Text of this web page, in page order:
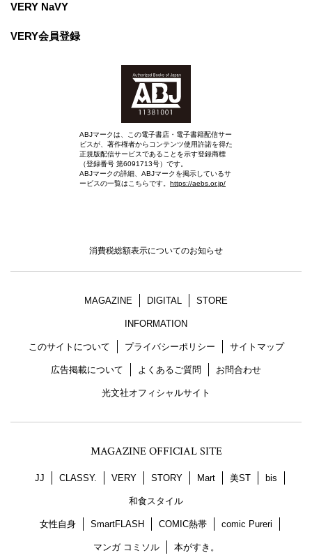
VERY NaVY
VERY会員登録
ABJマークは、この電子書店・電子書籍配信サー
ビスが、著作権者からコンテンツ使用許諾を得た
正規版配信サービスであることを示す登録商標
（登録番号 第6091713号）です。
ABJマークの詳細、ABJマークを掲示しているサ
ービスの一覧はこちらです。 https://aebs.or.jp/
消費税総額表示についてのお知らせ
MAGAZINE DIGITAL STORE
INFORMATION
このサイトについて プライバシーポリシー サイトマップ
広告掲載について よくあるご質問 お問合わせ
光文社オフィシャルサイト
MAGAZINE OFFICIAL SITE
JJ CLASSY. VERY STORY Mart 美ST bis
和食スタイル
女性自身 SmartFLASH COMIC熱帯 comic Pureri
マンガ コミソル 本がすき。